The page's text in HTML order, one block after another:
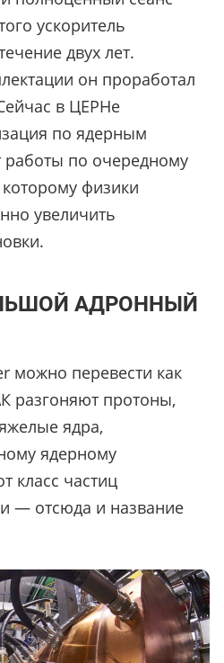
ускоритель
двух лет.
он проработал
в ЦЕРНе
по ядерным
работы по очередному
физики
увеличить
АДРОННЫЙ
можно перевести как
разгоняют протоны,
ядра,
ядерному
класс частиц
— отсюда и название